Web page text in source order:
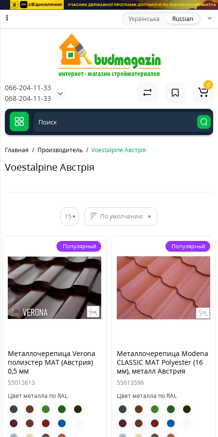
Українська Russian
066-204-11-33
068-204-11-33
0
Главная Производитель Voestalpine Австрія
Voestalpine Австрія
15 По умолчанию
Популярный
Металлочерепица Verona
полиэстер MAT (Австрия)
0,5 мм
55013613
Цвет металла по RAL
Популярный
Металлочерепица Modena
CLASSIC MAT Polyester (16
мм), металл Австрия
55013596
Цвет металла по RAL